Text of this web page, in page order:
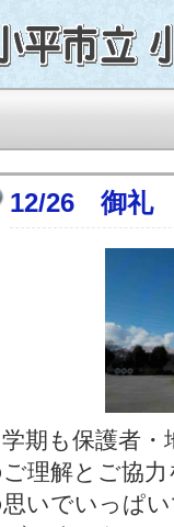
12/26 御礼
学期も保護者
理解とご協
いでいっぱ